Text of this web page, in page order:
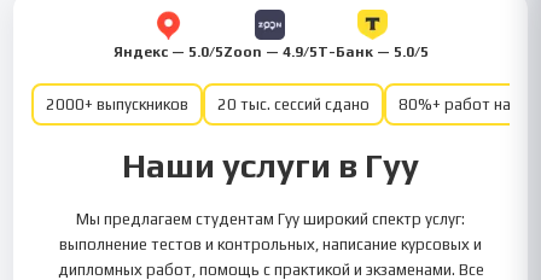
Яндекс — 5.0/5Zoon — 4.9/5Т-Банк — 5.0/5
2000+ выпускников 20 тыс. сессий сдано 80%+ работ на
Наши услуги в Гуу
Мы предлагаем студентам Гуу широкий спектр услуг:
выполнение тестов и контрольных, написание курсовых и
дипломных работ, помощь с практикой и экзаменами. Все